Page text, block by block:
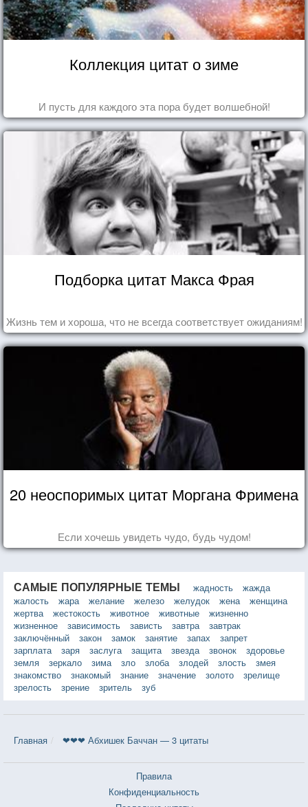
Коллекция цитат о зиме
И пусть для каждого эта пора будет волшебной!
Подборка цитат Макса Фрая
Жизнь тем и хороша, что не всегда соответствует ожиданиям!
20 неоспоримых цитат Моргана Фримена
Если хочешь увидеть чудо, будь чудом!
САМЫЕ ПОПУЛЯРНЫЕ ТЕМЫ жадность
жажда
жалость
жара желание железо желудок жена
женщина
жертва
жестокость животное животные
жизненно
жизненное
зависимость зависть завтра
завтрак
заключённый
закон замок занятие запах
запрет
зарплата
заря заслуга защита звезда звонок
здоровье
земля
зеркало зима зло злоба злодей злость
змея
знакомство
знакомый знание значение золото
зрелище
зрелость
зрение зритель зуб
Главная ❤❤❤ Абхишек Баччан — 3 цитаты
Правила
Конфиденциальность